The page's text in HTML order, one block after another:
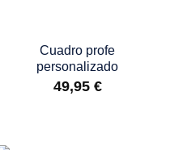
Cuadro profe
personalizado
49,95 €